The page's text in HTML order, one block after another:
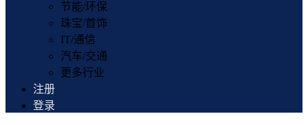
节能/环保
珠宝/首饰
IT/通信
汽车/交通
更多行业
注册
登录